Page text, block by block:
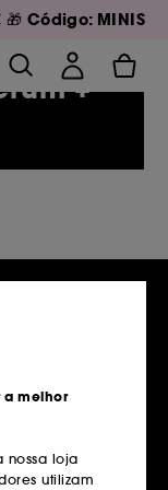
🎁 Código: MINIS
+
a melhor
nossa loja
utilizam